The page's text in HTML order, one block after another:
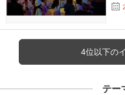
4位以下の
テー